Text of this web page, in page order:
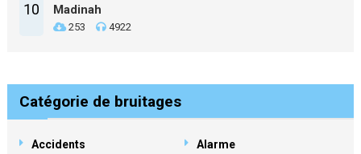
10
Madinah
253 4922
Catégorie de bruitages
Accidents Alarme